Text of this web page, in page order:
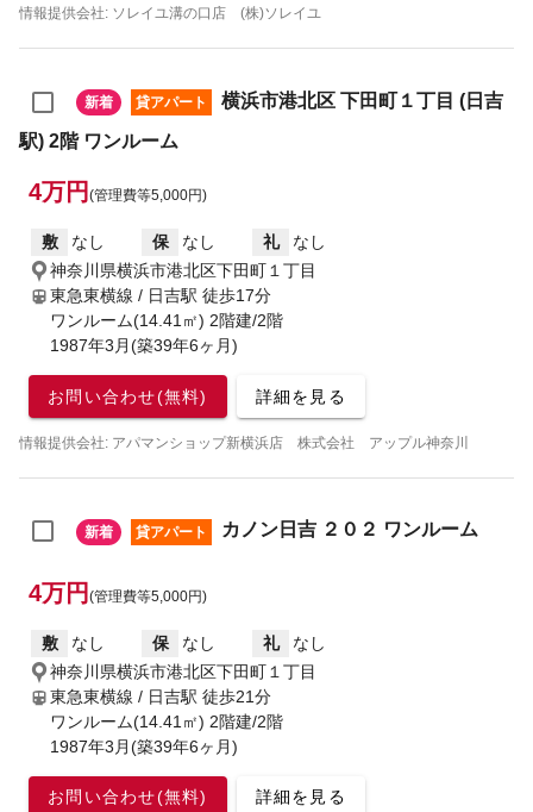
情報提供会社: ソレイユ溝の口店 (株)ソレイユ
新着 貸アパート
横浜市港北区 下田町１丁目 (日吉
駅) 2階 ワンルーム
4万円 (管理費等5,000円)
敷 なし 保 なし 礼
なし
神奈川県横浜市港北区下田町１丁目
東急東横線 / 日吉駅 徒歩17分
ワンルーム(14.41㎡) 2階建/2階
1987年3月(築39年6ヶ月)
お問い合わせ(無料) 詳細を見る
情報提供会社: アパマンショップ新横浜店 株式会社 アップル神奈川
新着 貸アパート カノン日吉 ２０２ ワンルーム
4万円 (管理費等5,000円)
敷 なし 保 なし 礼
なし
神奈川県横浜市港北区下田町１丁目
東急東横線 / 日吉駅 徒歩21分
ワンルーム(14.41㎡) 2階建/2階
1987年3月(築39年6ヶ月)
お問い合わせ(無料) 詳細を見る